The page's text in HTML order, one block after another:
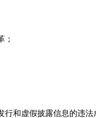
；
和虚假披露信息的违